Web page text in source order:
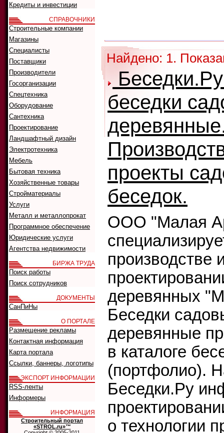
Найдено: 1.
беседки
проекты
беседок.
ООО "Малая
производстве
деревянных
Беседки
деревянные
в каталоге
(портфолио).
Беседки.Ру
о технологии
Кредиты и инвестиции
СПРАВОЧНИКИ
Строительные компании
Магазины
Специалисты
Поставщики
Производители
Госорганизации
Спецтехника
Оборудование
Сантехника
Проектирование
Ландшафтный дизайн
Электротехника
Мебель
Бытовая техника
Хозяйственные товары
Стройматериалы
Услуги
Металл и металлопрокат
Программное обеспечение
Юридические услуги
Агентства недвижимости
БИРЖА ТРУДА
Поиск работы
Поиск сотрудников
ДОКУМЕНТЫ
СанПиНы
О ПОРТАЛЕ
Размещение рекламы
Контактная информация
Карта портала
Ссылки, баннеры, логотипы
ЭКСПОРТ ИНФОРМАЦИИ
RSS-ленты
Информеры
ИНФОРМАЦИЯ
Строительный портал
«STROL.ru»™